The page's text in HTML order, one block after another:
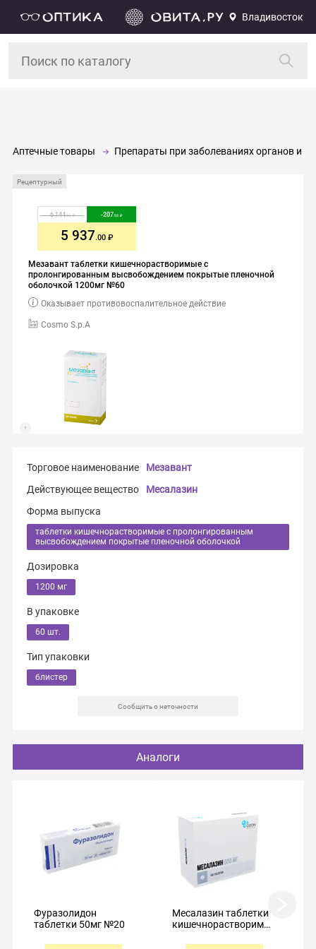
Владивосток
Аптечные товары Препараты при заболеваниях органов и
Рецептурный
Мезавант таблетки кишечнорастворимые с
пролонгированным высвобождением покрытые пленочной
оболочкой 1200мг №60
Cosmo S.p.A
Оказывает противовоспалительное действие
6 144.93 -207.93
5 937.00
Торговое наименование
Мезавант
Действующее вещество
Месалазин
Форма выпуска
таблетки кишечнорастворимые с пролонгированным
высвобождением покрытые пленочной оболочкой
Дозировка
1200 мг
В упаковке
60 шт.
Тип упаковки
блистер
Сообщить о неточности
Аналоги
Фуразолидон
таблетки 50мг №20
Месалазин таблетки
кишечнорастворимые